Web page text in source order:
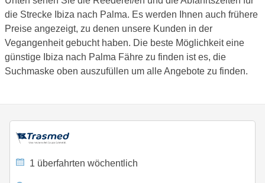
die Strecke Ibiza nach Palma. Es werden Ihnen auch frühere
Preise angezeigt, zu denen unsere Kunden in der
Vegangenheit gebucht haben. Die beste Möglichkeit eine
günstige Ibiza nach Palma Fähre zu finden ist es, die
Suchmaske oben auszufüllen um alle Angebote zu finden.
1 überfahrten wöchentlich